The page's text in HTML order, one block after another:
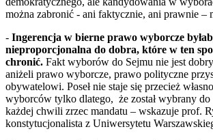
można zabronić - ani faktycznie, ani prawnie –
- Ingerencja w bierne prawo wyborcze
nieproporcjonalna do dobra, które w ten
chronić. Fakt wyborów do Sejmu nie jest
aniżeli prawo wyborcze, prawo polityczne
obywatelowi. Poseł nie staje się przecież
wyborców tylko dlatego, że został wybrany
każdej chwili zrzec mandatu – wskazuje prof.
konstytucjonalista z Uniwersytetu